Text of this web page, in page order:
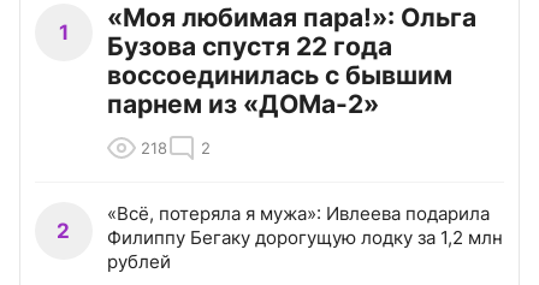
1
«Моя любимая пара!»: Ольга
Бузова спустя 22 года
воссоединилась с бывшим
парнем из «ДОМа-2»
218 2
2
«Всё, потеряла я мужа»: Ивлеева подарила
Филиппу Бегаку дорогущую лодку за 1,2 млн
рублей